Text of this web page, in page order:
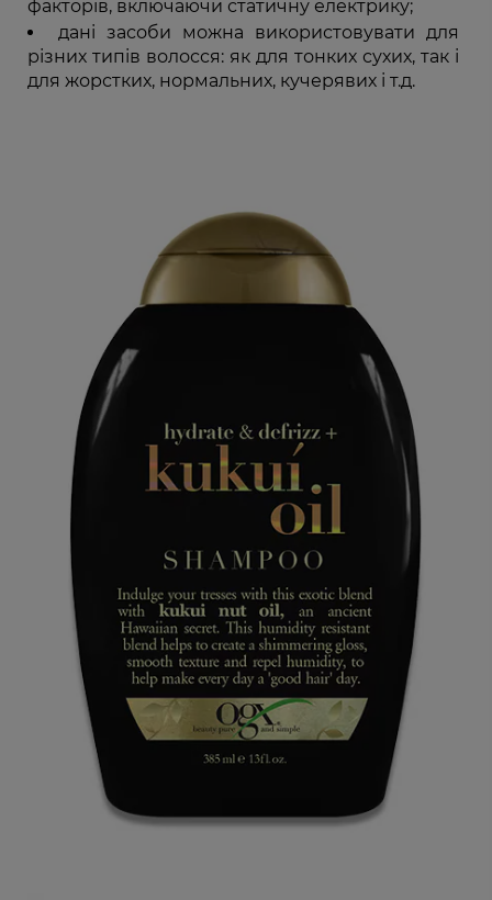
факторів, включаючи статичну електрику;
дані засоби можна використовувати для
різних типів волосся: як для тонких сухих, так і
для жорстких, нормальних, кучерявих і т.д.